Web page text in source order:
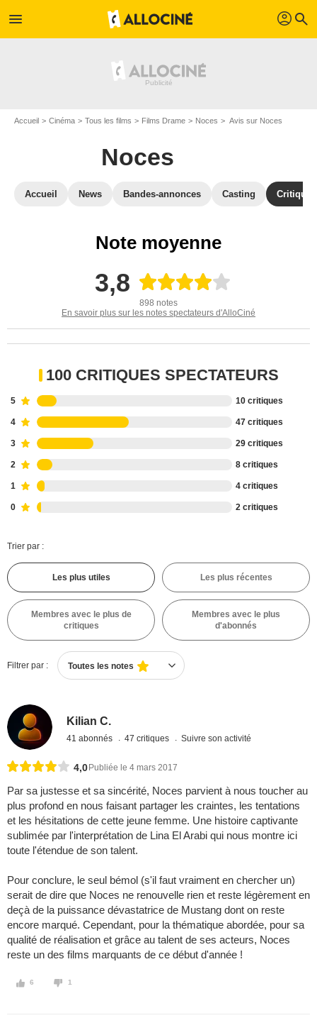
menu profil search
Accueil Cinéma Tous les films Films Drame Noces Avis sur Noces
Noces
Accueil News Bandes-annonces Casting
Note moyenne
3,8
898 notes
En savoir plus sur les notes spectateurs d'AlloCiné
100 CRITIQUES SPECTATEURS
5 10 critiques
4 47 critiques
3 29 critiques
2 8 critiques
1 4 critiques
0 2 critiques
Trier par :
Les plus utiles Les plus récentes
Membres avec le plus de
critiques
Membres avec le plus
d'abonnés
Filtrer par : Toutes les notes
Kilian C.
41 abonnés 47 critiques Suivre son activité
4,0 Publiée le 4 mars 2017
Par sa justesse et sa sincérité, Noces parvient à nous toucher au
plus profond en nous faisant partager les craintes, les tentations
et les hésitations de cette jeune femme. Une histoire captivante
sublimée par l'interprétation de Lina El Arabi qui nous montre ici
toute l'étendue de son talent.
Pour conclure, le seul bémol (s'il faut vraiment en chercher un)
serait de dire que Noces ne renouvelle rien et reste légèrement en
deçà de la puissance dévastatrice de Mustang dont on reste
encore marqué. Cependant, pour la thématique abordée, pour sa
qualité de réalisation et grâce au talent de ses acteurs, Noces
reste un des films marquants de ce début d'année !
6 1